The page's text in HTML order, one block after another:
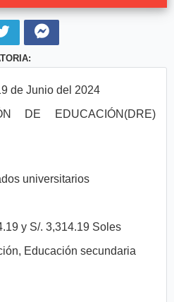
de Junio del 2024
DE EDUCACIÓN(DRE)
universitarios
y S/. 3,314.19 Soles
Educación secundaria